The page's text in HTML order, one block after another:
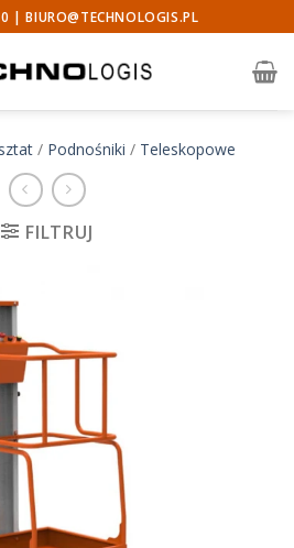
|BIURO@TECHNOLOGIS.PL
/ Podnośniki / Teleskopowe
FILTRUJ